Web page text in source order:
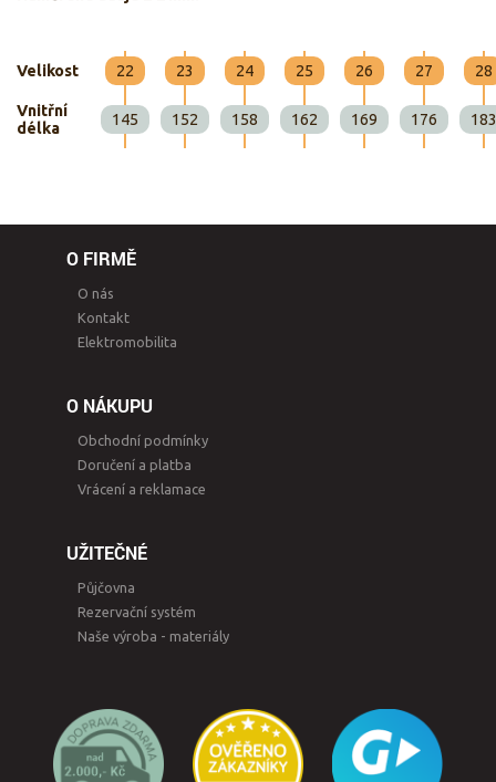
Velikost 22 23 24 25 26 27 28
Vnitřní
délka
145 152 158 162 169 176 183
O FIRMĚ
O nás
Kontakt
Elektromobilita
O NÁKUPU
Obchodní podmínky
Doručení a platba
Vrácení a reklamace
UŽITEČNÉ
Půjčovna
Rezervační systém
Naše výroba - materiály